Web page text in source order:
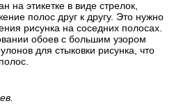
на этикетке в виде стрелок,
полос друг к другу. Это нужно
рисунка на соседних полосах.
обоев с большим узором
для стыковки рисунка, что